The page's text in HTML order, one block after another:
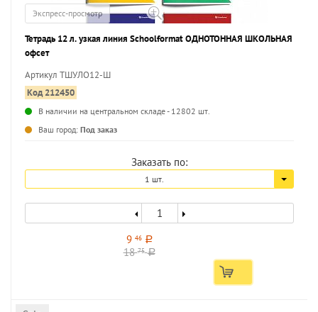
Экспресс-просмотр
Тетрадь 12 л. узкая линия Schoolformat ОДНОТОННАЯ ШКОЛЬНАЯ
офсет
Артикул ТШУЛО12-Ш
Код 212450
В наличии на центральном складе - 12802 шт.
Ваш город: Под заказ
Заказать по:
1 шт.
9 46 a
1875 a